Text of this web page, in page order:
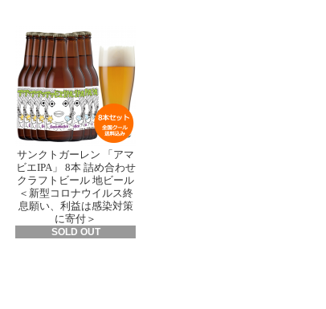
サンクトガーレン 「アマ
ビエIPA」 8本 詰め合わせ
クラフトビール 地ビール
＜新型コロナウイルス終
息願い、利益は感染対策
に寄付＞
SOLD OUT